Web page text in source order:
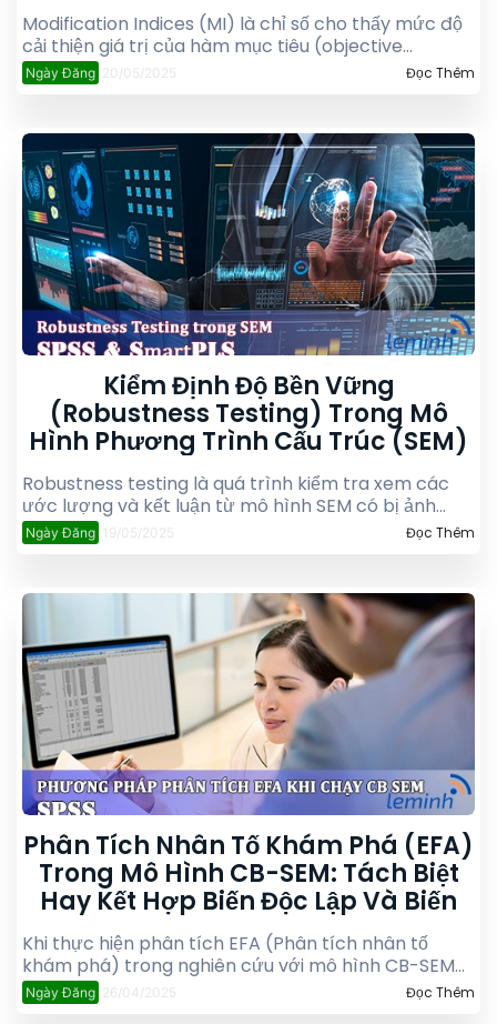
Modification Indices (MI) là chỉ số cho thấy mức độ
cải thiện giá trị của hàm mục tiêu (objective
function) khi thêm một tham số mới vào mô hình
SEM (thêm một mối quan hệ mới vào SEM), chẳng
hoặc giữa một biến tiềm ẩn và một biến quan sát.
Ngày Đăng 20/05/2025 Đọc Thêm
Kiểm Định Độ Bền Vững
(Robustness Testing) Trong Mô
Hình Phương Trình Cấu Trúc (SEM)
Robustness testing là quá trình kiểm tra xem các
ước lượng và kết luận từ mô hình SEM có bị ảnh
hưởng bởi các giả định mô hình, biến ngoại lai hay
các yếu tố nhiễu không mong muốn hay không.
mẽ” trước những thay đổi hoặc sai lệch dữ liệu, giúp
kết quả nghiên cứu có giá trị tổng quát cao hơn.
Ngày Đăng 19/05/2025 Đọc Thêm
Phân Tích Nhân Tố Khám Phá (EFA)
Trong Mô Hình CB-SEM: Tách Biệt
Hay Kết Hợp Biến Độc Lập Và Biến
Phụ Thuộc?
Khi thực hiện phân tích EFA (Phân tích nhân tố
khám phá) trong nghiên cứu với mô hình CB-SEM
(Covariance-Based Structural Equation Modeling)
bằng AMOS, bạn không cần phải tách riêng biến độc
Ngày Đăng 26/04/2025 Đọc Thêm